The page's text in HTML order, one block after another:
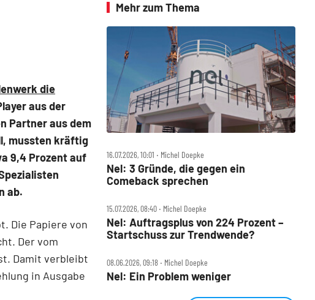
die
aus der
Partner aus dem
mussten kräftig
9,4 Prozent auf
ab.
Die Papiere von
Der vom
Damit verbleibt
in Ausgabe
Mehr zum Thema
16.07.2026, 10:01 ‧ Michel Doepke
Nel: 3 Gründe, die gegen ein
Comeback sprechen
15.07.2026, 08:40 ‧ Michel Doepke
Nel: Auftragsplus von 224 Prozent –
Startschuss zur Trendwende?
08.06.2026, 09:18 ‧ Michel Doepke
Nel: Ein Problem weniger